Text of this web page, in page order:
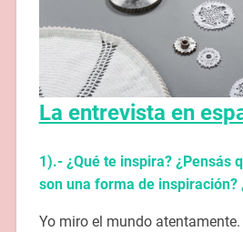
La entrevista en
1).- ¿Qué te inspira? ¿Pensás
son una forma de inspiración?
Yo miro el mundo